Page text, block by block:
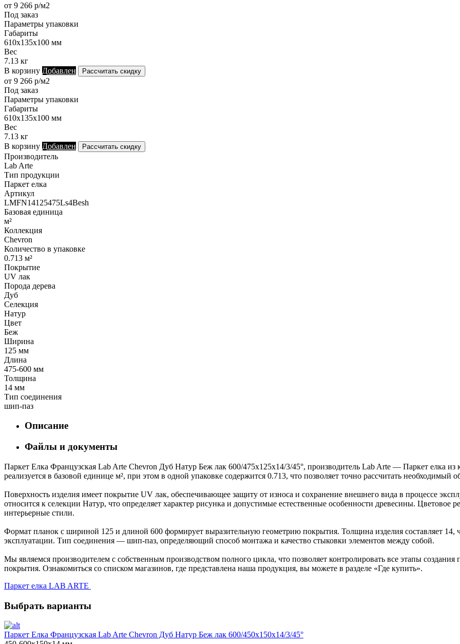
от 9 266 р/м2
Под заказ
Параметры упаковки
Габариты
610х135х100 мм
Вес
7.13 кг
В корзину Добавлен Рассчитать скидку
от 9 266 р/м2
Под заказ
Параметры упаковки
Габариты
610х135х100 мм
Вес
7.13 кг
В корзину Добавлен Рассчитать скидку
Производитель
Lab Arte
Тип продукции
Паркет елка
Артикул
LMFN14125475Ls4Besh
Базовая единица
м²
Коллекция
Chevron
Количество в упаковке
0.713 м²
Покрытие
UV лак
Порода дерева
Дуб
Селекция
Натур
Цвет
Беж
Ширина
125 мм
Длина
475-600 мм
Толщина
14 мм
Тип соединения
шип-паз
Описание
Файлы и документы
Паркет Елка Французская Lab Arte Chevron Дуб Натур Беж лак 600/475х125х14/3/45°, производитель Lab Arte — Паркет елка
реализуется в базовой единице м², при этом в одной упаковке содержится 0.713, что позволяет точно рассчитать необходимый
Поверхность изделия имеет покрытие UV лак, обеспечивающее защиту от износа и сохранение внешнего вида в процессе
относится к селекции Натур, что определяет характер рисунка и допустимые естественные особенности древесины.
интерьерные стили.
Формат планок с шириной 125 и длиной 600 формирует выразительную геометрию покрытия. Толщина изделия составляет 14,
эксплуатации. Тип соединения — шип-паз, определяющий способ монтажа и качество стыковки элементов между собой.
Мы являемся производителем с собственным производством полного цикла, что позволяет контролировать все этапы
покрытия. Ознакомиться со списком магазинов, где представлена наша продукция, вы можете в разделе «Где купить».
Паркет елка LAB ARTE
Выбрать варианты
Паркет Елка Французская Lab Arte Chevron Дуб Натур Беж лак 600/450х150х14/3/45°